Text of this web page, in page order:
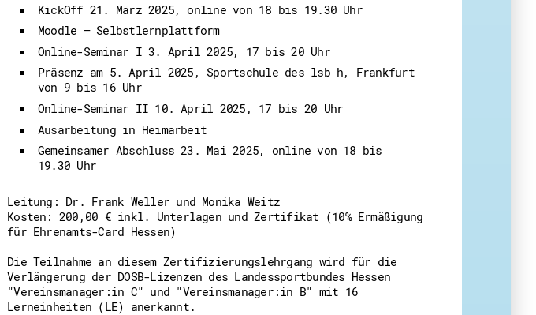
KickOff 21. März 2025, online von 18 bis 19.30 Uhr
Moodle – Selbstlernplattform
Online-Seminar I 3. April 2025, 17 bis 20 Uhr
Präsenz am 5. April 2025, Sportschule des lsb h, Frankfurt
von 9 bis 16 Uhr
Online-Seminar II 10. April 2025, 17 bis 20 Uhr
Ausarbeitung in Heimarbeit
Gemeinsamer Abschluss 23. Mai 2025, online von 18 bis
19.30 Uhr
Leitung: Dr. Frank Weller und Monika Weitz
Kosten: 200,00 € inkl. Unterlagen und Zertifikat (10% Ermäßigung
für Ehrenamts-Card Hessen)
Die Teilnahme an diesem Zertifizierungslehrgang wird für die
Verlängerung der DOSB-Lizenzen des Landessportbundes Hessen
"Vereinsmanager:in C" und "Vereinsmanager:in B" mit 16
Lerneinheiten (LE) anerkannt.